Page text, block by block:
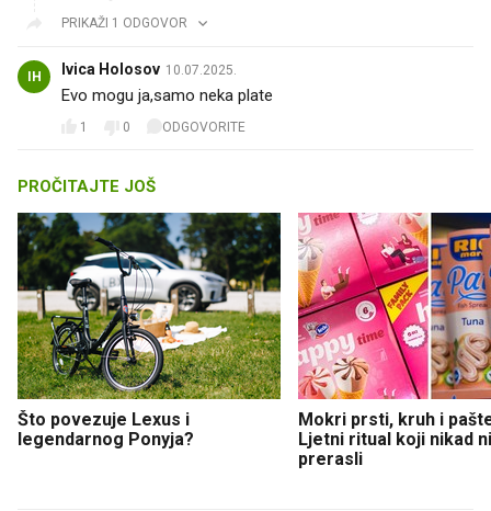
PRIKAŽI 1 ODGOVOR
IH Ivica Holosov 10.07.2025.
Evo mogu ja,samo neka plate
1 0 ODGOVORITE
PROČITAJTE JOŠ
Što povezuje Lexus i
legendarnog Ponyja?
Mokri prsti, kruh i
Ljetni ritual koji nikad
prerasli